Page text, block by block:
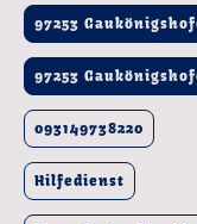
97253
97253
093149738220
Hilfedienst